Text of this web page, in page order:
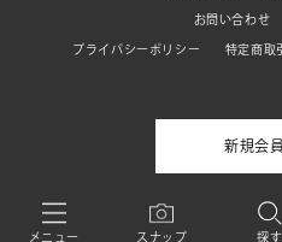
メニュー スナップ 探す
お問い合わせ
プライバシーポリシー 特定商取
新規会
© titivate All